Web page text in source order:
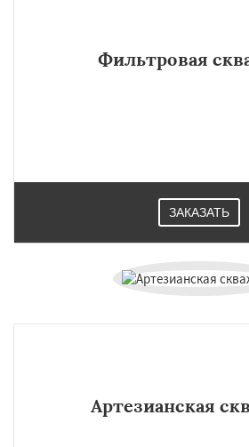
Фильтровая
ЗАКАЗАТЬ
Артезианская